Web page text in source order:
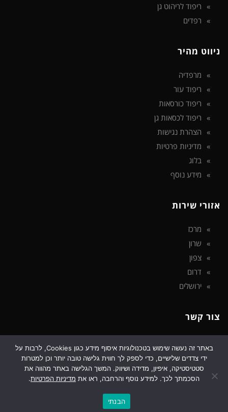
ריפוד לריהוט גן
רפדים
ניווט מהיר
מרפדיה
ריפוד עור
ריפוד כורסאות
ריפוד לכסאות גן
הצהרת נגישות
מדיניות פרטיות
בלוג
מידע נוסף
אזורי שירות
מרכז
שרון
צפון
דרום
ירושלים
צור קשר
טלפון: 072-326-4376
דוא"ל: support@ripod.co.il
באתר זה נעשה שימוש בטכנולוגיות איסוף מידע כגון Cookies, לרבות על
ידי צדדים שלישיים, כדי לספק לך חווית גלישה טובה יותר וכן למטרות
סטטיסטיקה, איפיון, מדידה ושיווק. המשך הגלישה באתר מהווה את
הסכמתך לכך. למידע נוסף והרחבה, ראו את מדיניות הפרטיות.
הבנתי